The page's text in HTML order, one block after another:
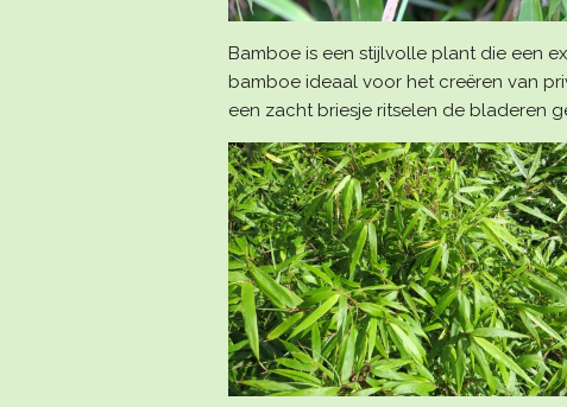
Bamboe is een stijlvolle plant die een
bamboe ideaal voor het creëren van
een zacht briesje ritselen de bladeren